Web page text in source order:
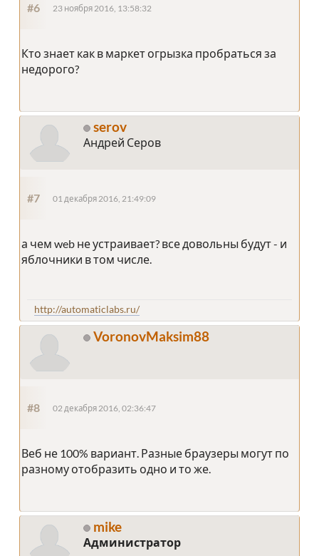
#6 23 ноября 2016, 13:58:32
Кто знает как в маркет огрызка пробраться за
недорого?
serov
Андрей Серов
#7 01 декабря 2016, 21:49:09
а чем web не устраивает? все довольны будут - и
яблочники в том числе.
http://automaticlabs.ru/
VoronovMaksim88
#8 02 декабря 2016, 02:36:47
Веб не 100% вариант. Разные браузеры могут по
разному отобразить одно и то же.
mike
Администратор